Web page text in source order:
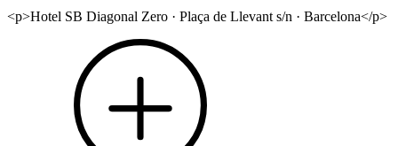
<p>Hotel SB Diagonal Zero · Plaça de Llevant s/n · Barcelona</p>